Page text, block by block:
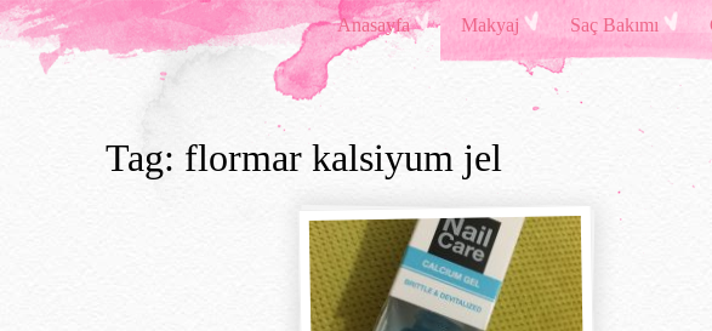
Anasayfa Makyaj Saç Bakımı
Tag: flormar kalsiyum jel